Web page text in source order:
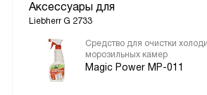
Аксессуары для
Liebherr G 2733
Средство для очистки
морозильных камер
Magic Power MP-011